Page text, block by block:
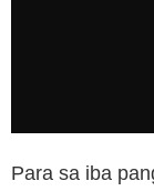
Para sa iba